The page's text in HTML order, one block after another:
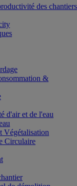
des chantiers
&
d'air et de l'eau
Végétalisation
Circulaire